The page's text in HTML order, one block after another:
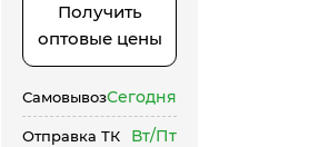
Получить
оптовые цены
СамовывозСегодня
Отправка ТК Вт/Пт